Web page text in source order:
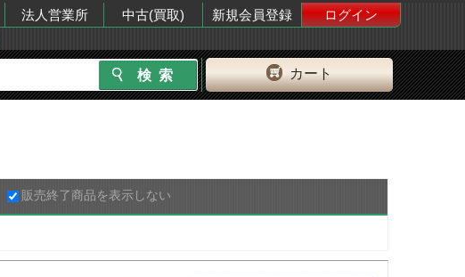
法人営業所 中古(買取) 新規会員登録
ログイン
カート
販売終了商品を表示しない